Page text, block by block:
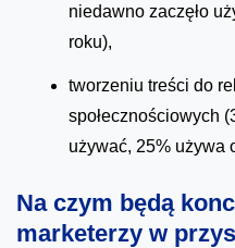
niedawno zaczęło
roku),
tworzeniu treści do
społecznościowych
używać, 25% używa
Na czym będą
marketerzy w